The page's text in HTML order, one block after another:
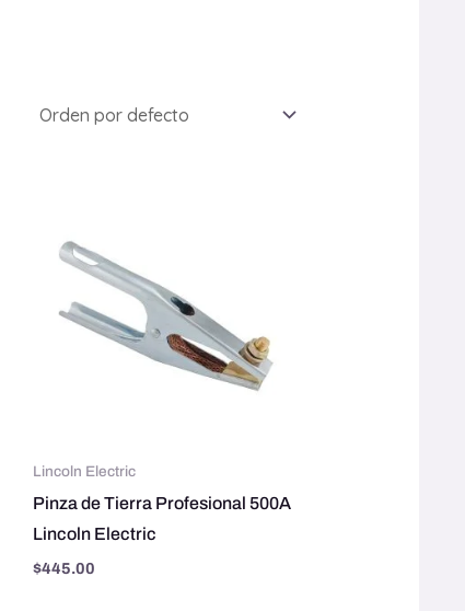
Lincoln Electric
Pinza de Tierra Profesional 500A
Lincoln Electric
$445.00